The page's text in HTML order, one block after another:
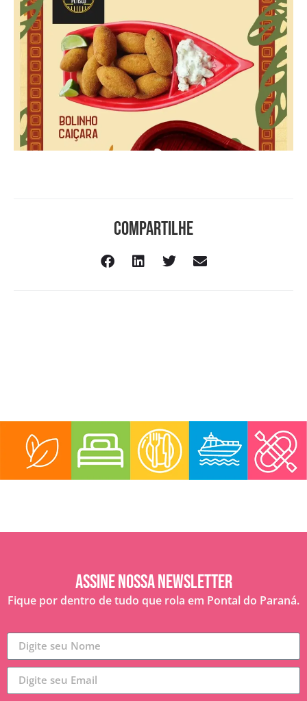
Compartilhe
Assine nossa Newsletter
Fique por dentro de tudo que rola em Pontal do Paraná.